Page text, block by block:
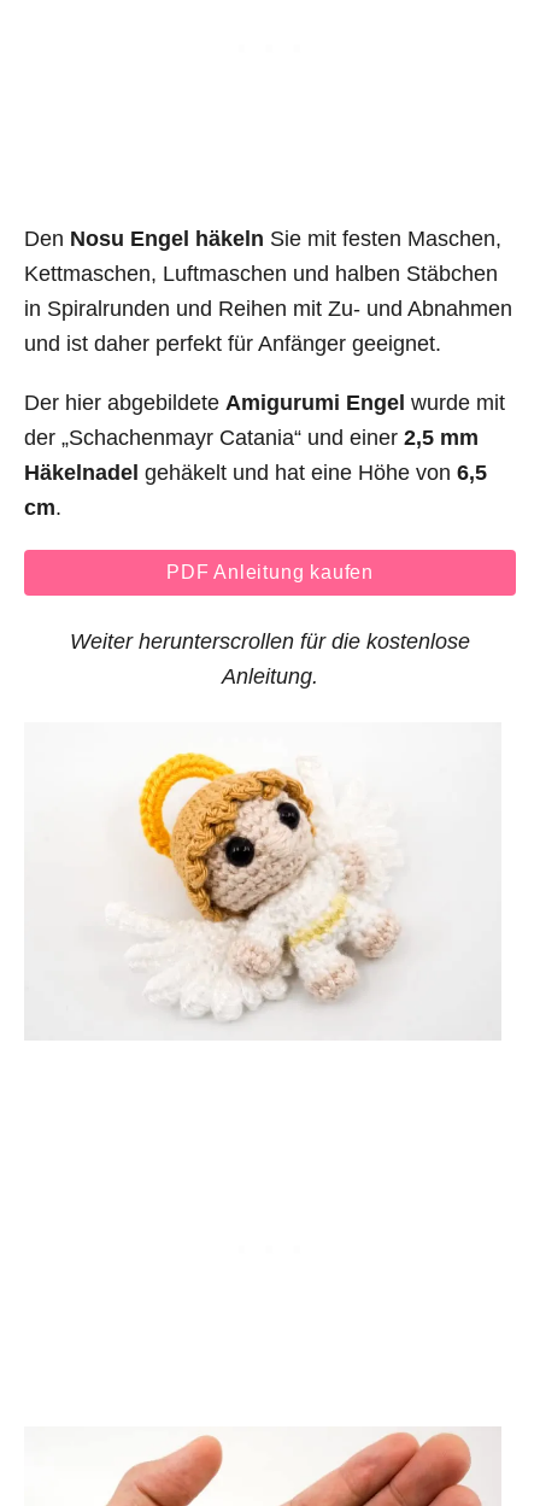
Den Nosu Engel häkeln Sie mit festen Maschen,
Kettmaschen, Luftmaschen und halben Stäbchen
in Spiralrunden und Reihen mit Zu- und Abnahmen
und ist daher perfekt für Anfänger geeignet.
Der hier abgebildete Amigurumi Engel wurde mit
der „Schachenmayr Catania“ und einer 2,5 mm
Häkelnadel gehäkelt und hat eine Höhe von 6,5
cm.
PDF Anleitung kaufen
Weiter herunterscrollen für die kostenlose
Anleitung.